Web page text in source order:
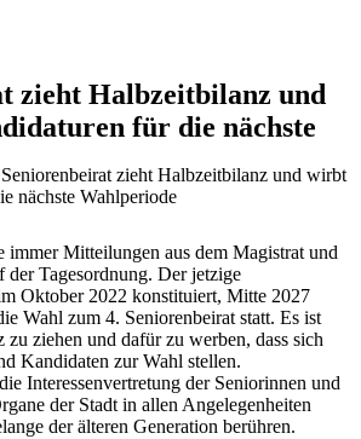
Seniorenbeirat zieht Halbzeitbilanz und wirbt
nächste Wahlperiode
zieht Halbzeitbilanz und
für die nächste
immer Mitteilungen aus dem Magistrat und
der Tagesordnung. Der jetzige
Oktober 2022 konstituiert, Mitte 2027
Wahl zum 4. Seniorenbeirat statt. Es ist
ziehen und dafür zu werben, dass sich
Kandidaten zur Wahl stellen.
Interessenvertretung der Seniorinnen und
der Stadt in allen Angelegenheiten
der älteren Generation berühren.